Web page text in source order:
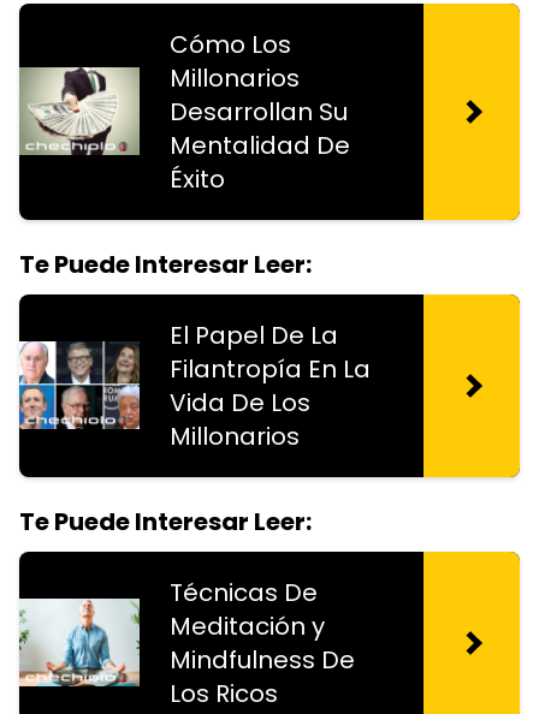
Cómo Los
Millonarios
Desarrollan Su
Mentalidad De
Éxito
Te Puede Interesar Leer:
El Papel De La
Filantropía En La
Vida De Los
Millonarios
Te Puede Interesar Leer:
Técnicas De
Meditación y
Mindfulness De
Los Ricos